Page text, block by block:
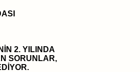
2. YILINDA
SORUNLAR,